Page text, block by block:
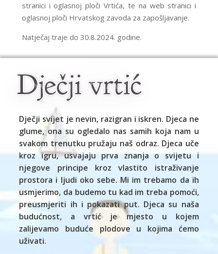
stranici i oglasnoj ploči Vrtića, te na web stranici i
oglasnoj ploči Hrvatskog zavoda za zapošljavanje.
Natječaj traje do 30.8.2024. godine.
Dječji svijet je nevin, razigran i iskren. Djeca ne
glume, ona su ogledalo nas samih koja nam u
svakom trenutku pružaju naš odraz. Djeca uče
kroz igru, usvajaju prva znanja o svijetu i
njegove principe kroz vlastito istraživanje
prostora i ljudi oko sebe. Mi im trebamo da ih
usmjerimo, da budemo tu kad im treba pomoći,
preusmjeriti ih i pokazati put. Djeca su naša
budućnost, a vrtić je mjesto u kojem
zalijevamo buduće plodove u kojima ćemo
uživati.